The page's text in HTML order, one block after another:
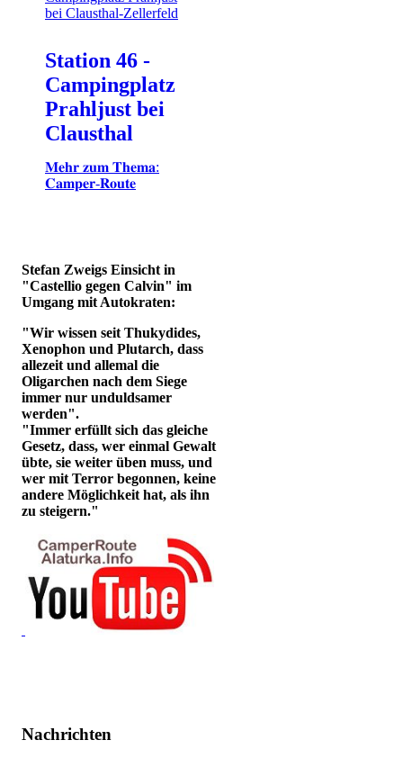
Station 46 -
Campingplatz
Prahljust bei
Clausthal
𝐌𝐞𝐡𝐫 𝐳𝐮𝐦 𝐓𝐡𝐞𝐦𝐚:
𝐂𝐚𝐦𝐩𝐞𝐫-𝐑𝐨𝐮𝐭𝐞
Stefan Zweigs Einsicht in
"Castellio gegen Calvin" im
Umgang mit Autokraten:
"Wir wissen seit Thukydides,
Xenophon und Plutarch, dass
allezeit und allemal die
Oligarchen nach dem Siege
immer nur unduldsamer
werden".
"Immer erfüllt sich das gleiche
Gesetz, dass, wer einmal Gewalt
übte, sie weiter üben muss, und
wer mit Terror begonnen, keine
andere Möglichkeit hat, als ihn
zu steigern."
Nachrichten